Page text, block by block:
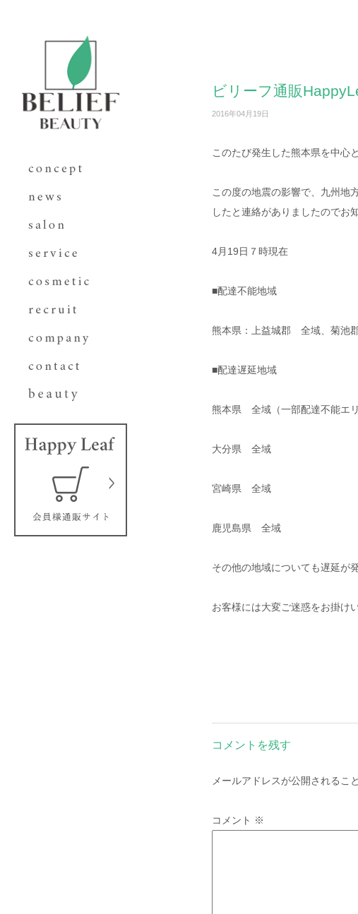
ビリーフ通販
2016年04月19日
このたび発生した熊本県を中心
この度の地震の影響で、九州地
したと連絡がありましたのでお
4月19日７時現在
■配達不能地域
熊本県：上益城郡 全域、菊池
■配達遅延地域
熊本県 全域（一部配達不能エリ
大分県 全域
宮崎県 全域
鹿児島県 全域
その他の地域についても遅延が
お客様には大変ご迷惑をお掛け
コメントを残す
メールアドレスが公開されるこ
コメント ※